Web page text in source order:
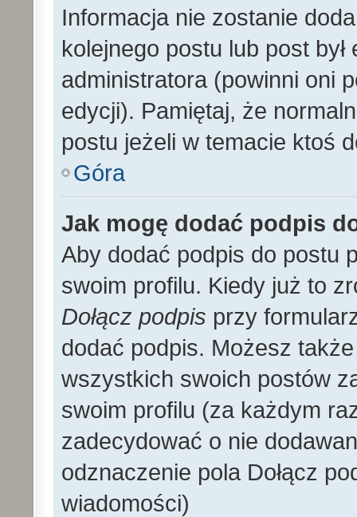
Informacja nie zostanie
kolejnego postu lub post
administratora (powinni oni
edycji). Pamiętaj, że
postu jeżeli w temacie ktoś
Góra
Jak mogę dodać podpis
Aby dodać podpis do postu
swoim profilu. Kiedy już to
Dołącz podpis przy
dodać podpis. Możesz
wszystkich swoich postów
swoim profilu (za każdym
zadecydować o nie
odznaczenie pola Dołącz
wiadomości)